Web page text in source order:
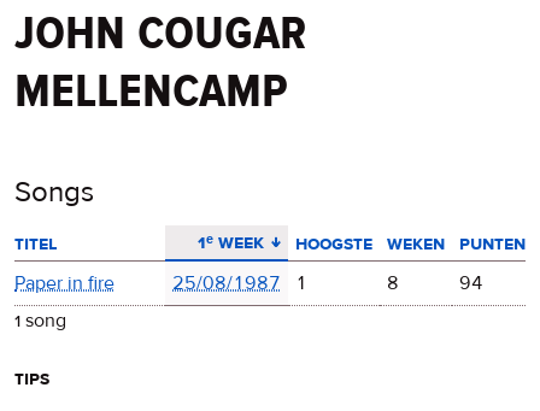
john cougar
mellencamp
Songs
titel 1ᵉ week
aflopend sorteren hoogste weken
punten
Paper in fire
25/08/1987 1 8
94
1 song
tips